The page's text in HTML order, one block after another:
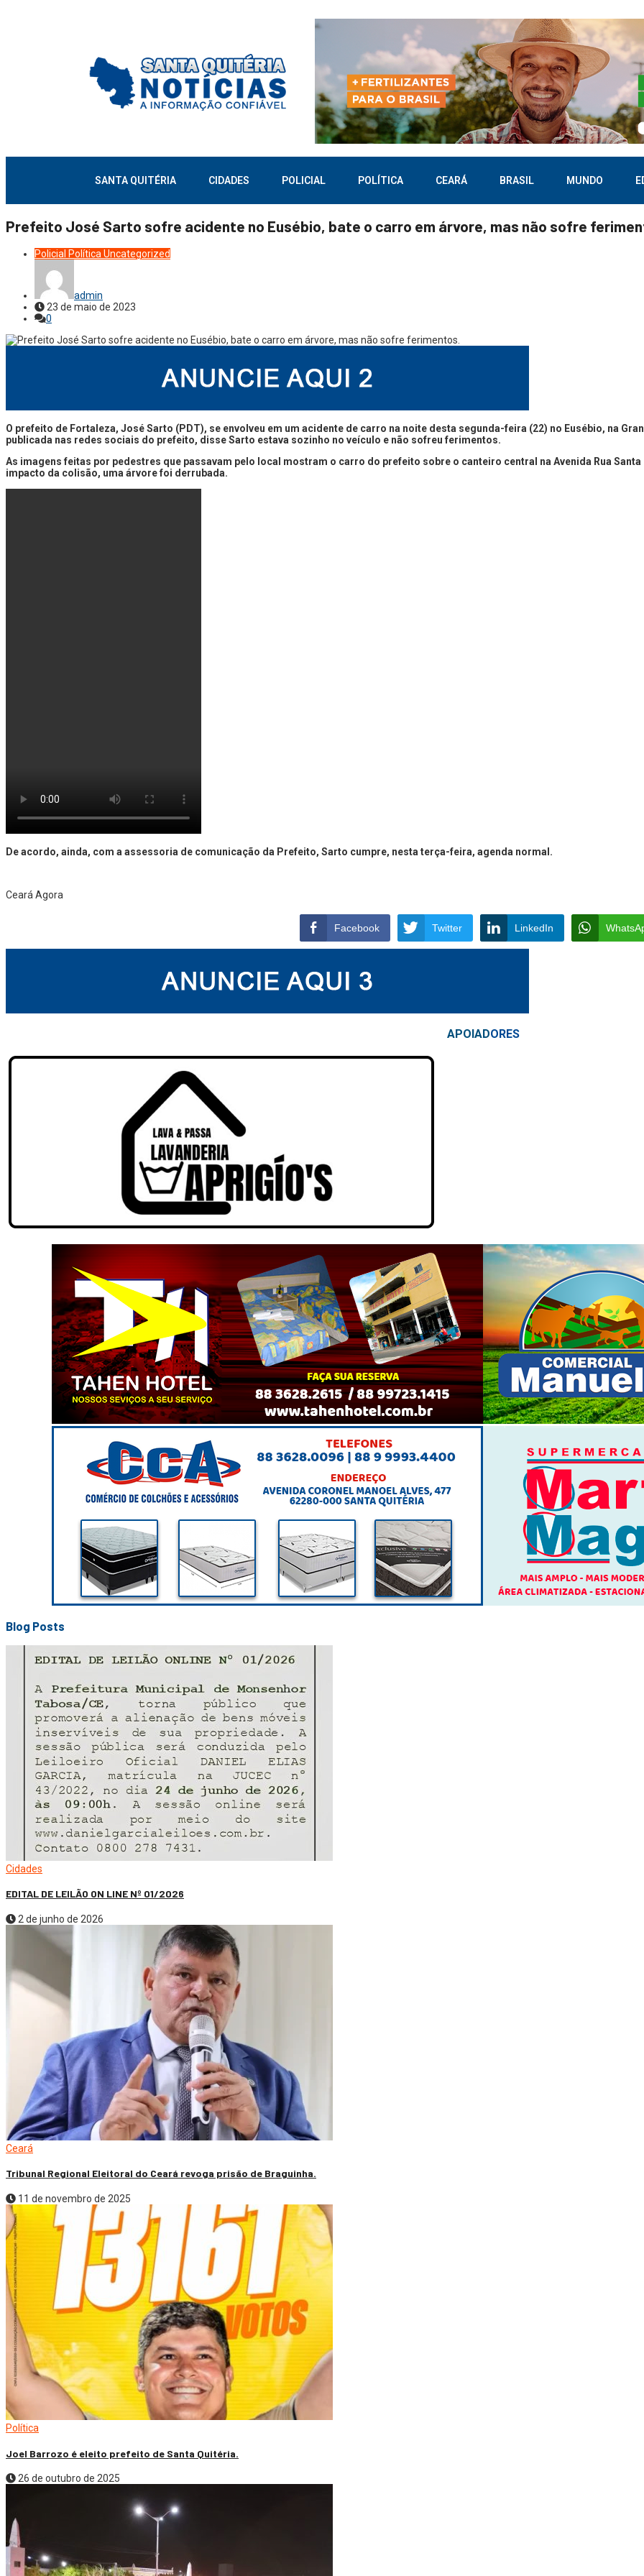
SANTA QUITÉRIA CIDADES POLICIAL POLÍTICA CEARÁ BRASIL MUNDO
Prefeito José Sarto sofre acidente no Eusébio, bate o carro em árvore, mas não sofre
Policial Política Uncategorized
admin
23 de maio de 2023
0
O prefeito de Fortaleza, José Sarto (PDT), se envolveu em um acidente de carro na noite desta segunda-feira (22) no Eusébio, na
publicada nas redes sociais do prefeito, disse Sarto estava sozinho no veículo e não sofreu ferimentos.
As imagens feitas por pedestres que passavam pelo local mostram o carro do prefeito sobre o canteiro central na Avenida Rua
impacto da colisão, uma árvore foi derrubada.
De acordo, ainda, com a assessoria de comunicação da Prefeito, Sarto cumpre, nesta terça-feira, agenda normal.
Ceará Agora
Facebook Twitter LinkedIn
APOIADORES
Blog Posts
Cidades
EDITAL DE LEILÃO ON LINE Nº 01/2026
2 de junho de 2026
Ceará
Tribunal Regional Eleitoral do Ceará revoga prisão de Braguinha.
11 de novembro de 2025
Política
Joel Barrozo é eleito prefeito de Santa Quitéria.
26 de outubro de 2025